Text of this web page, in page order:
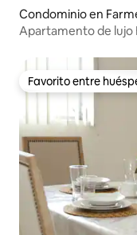
Condominio en
Apartamento de lujo
Favorito entre
Favorito entre